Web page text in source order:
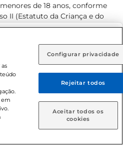
(GO)
Ou
informe como deseja receber
Retire em Loja
de 18 anos, conforme
II (Estatuto da Criança e do
exclusivos para o
as compras on-line é de R$
Todos os direitos
Prezunic.
em
Configurar privacidade
Rejeitar todos
Aceitar todos os
cookies